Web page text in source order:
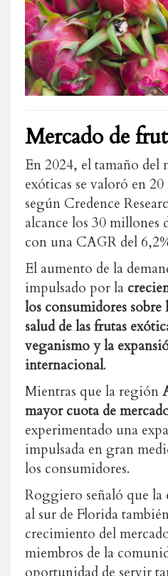
Mercado de
En 2024, el tamaño del
exóticas se valoró en
según Credence
alcance los 30 millones
con una CAGR del
El aumento de la
impulsado por la
los consumidores sobre
salud de las frutas
veganismo y la
internacional.
Mientras que la región
mayor cuota de
experimentado una
impulsada en gran
los consumidores.
Roggiero señaló que
al sur de Florida
crecimiento del
miembros de la